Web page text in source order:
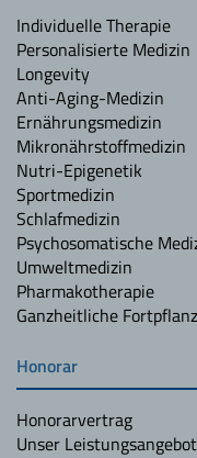
Individuelle Therapie
Personalisierte Medizin
Longevity
Anti-Aging-Medizin
Ernährungsmedizin
Mikronährstoffmedizin
Nutri-Epigenetik
Sportmedizin
Schlafmedizin
Psychosomatische
Umweltmedizin
Pharmakotherapie
Ganzheitliche
Honorar
Honorarvertrag
Unser Leistungsangebot